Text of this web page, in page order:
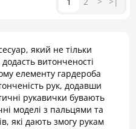
який не тільки
витонченості
елементу гардероба
рук, додавши
рукавички бувають
моделі з пальцями та
які дають змогу рукам